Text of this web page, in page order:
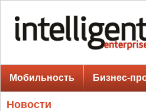
Мобильность Бизнес-
Новости